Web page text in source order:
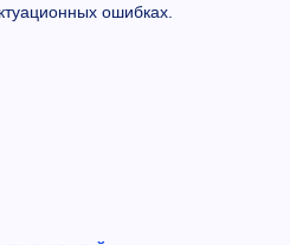
ошибках.